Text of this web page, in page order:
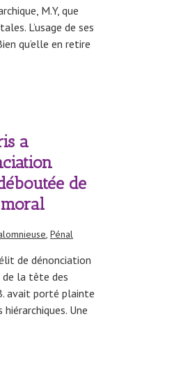
M.Y, que
L’usage de ses
qu’elle en retire
a
de
de dénonciation
de la tête des
avait porté plainte
Une
, Pénal